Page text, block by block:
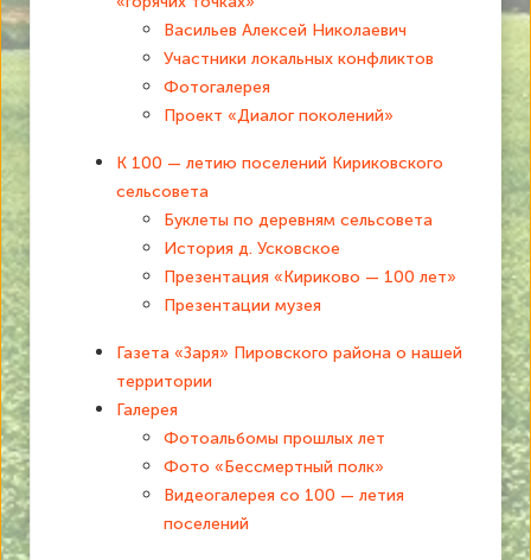
Васильев Алексей Николаевич
Участники локальных конфликтов
Фотогалерея
Проект «Диалог поколений»
К 100 — летию поселений Кириковского
сельсовета
Буклеты по деревням сельсовета
История д. Усковское
Презентация «Кириково — 100 лет»
Презентации музея
Газета «Заря» Пировского района о нашей
территории
Галерея
Фотоальбомы прошлых лет
Фото «Бессмертный полк»
Видеогалерея со 100 — летия
поселений